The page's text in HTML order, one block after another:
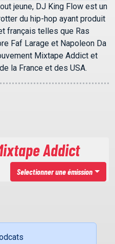
jeune, DJ King Flow est un
du hip-hop ayant produit
français telles que Ras
Faf Larage et Napoleon Da
Mixtape Addict et
la France et des USA.
Addict
Selectionner une émission